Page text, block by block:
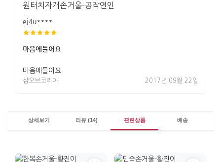
원터치자개손거울-공작연인
ej4u****
마음에들어요
마음에들어요
샵오브코리아 2017년 09월 22일
상세보기 리뷰 (14) 관련상품 배송